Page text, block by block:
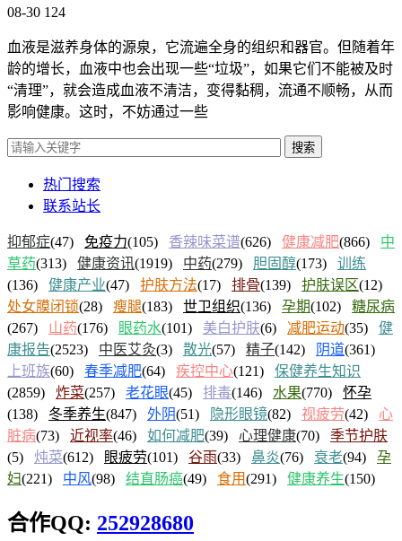
08-30 124
血液是滋养身体的源泉，它流遍全身的组织和器官。但随着年
龄的增长，血液中也会出现一些“垃圾”，如果它们不能被及时
“清理”，就会造成血液不清洁，变得黏稠，流通不顺畅，从而
影响健康。这时，不妨通过一些
搜索
热门搜索
联系站长
抑郁症(47) 免疫力(105) 香辣味菜谱(626) 健康减肥(866) 中
草药(313) 健康资讯(1919) 中药(279) 胆固醇(173) 训练
(136) 健康产业(47) 护肤方法(17) 排骨(139) 护肤误区(12)
处女膜闭锁(28) 瘦腿(183) 世卫组织(136) 孕期(102) 糖尿病
(267) 山药(176) 眼药水(101) 美白护肤(6) 减肥运动(35) 健
康报告(2523) 中医艾灸(3) 散光(57) 精子(142) 阴道(361)
上班族(60) 春季减肥(64) 疾控中心(121) 保健养生知识
(2859) 炸菜(257) 老花眼(45) 排毒(146) 水果(770) 怀孕
(138) 冬季养生(847) 外阴(51) 隐形眼镜(82) 视疲劳(42) 心
脏病(73) 近视率(46) 如何减肥(39) 心理健康(70) 季节护肤
(5) 炖菜(612) 眼疲劳(101) 谷雨(33) 鼻炎(76) 衰老(94) 孕
妇(221) 中风(98) 结直肠癌(49) 食用(291) 健康养生(150)
合作QQ: 252928680